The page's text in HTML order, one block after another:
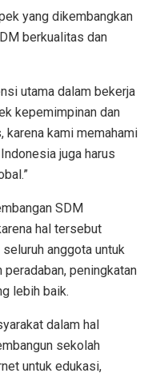
yang dikembangkan
berkualitas dan
utama dalam bekerja
kepemimpinan dan
kami memahami
juga harus
SDM
hal tersebut
anggota untuk
peningkatan
lebih baik.
dalam hal
sekolah
untuk edukasi,